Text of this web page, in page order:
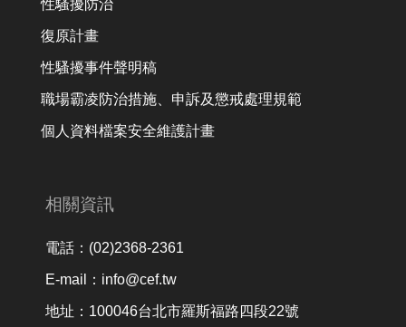
性騷擾防治
復原計畫
性騷擾事件聲明稿
職場霸凌防治措施、申訴及懲戒處理規範
個人資料檔案安全維護計畫
相關資訊
電話：(02)2368-2361
E-mail：info@cef.tw
地址：100046台北市羅斯福路四段22號